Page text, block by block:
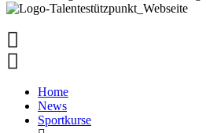
Home
News
Sportkurse